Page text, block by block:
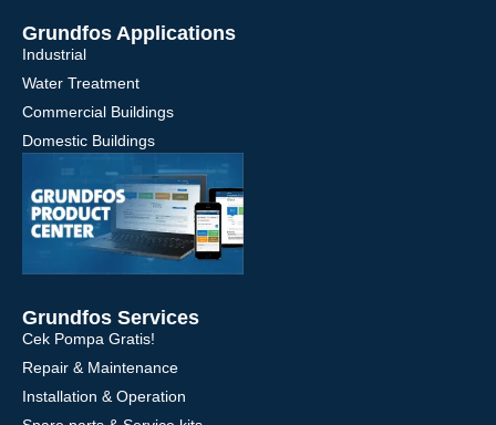
Grundfos Applications
Industrial
Water Treatment
Commercial Buildings
Domestic Buildings
Grundfos Services
Cek Pompa Gratis!
Repair & Maintenance
Installation & Operation